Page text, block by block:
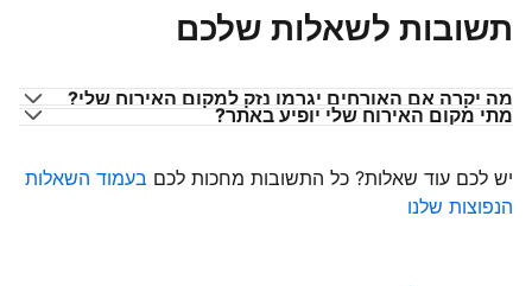
תשובות לשאלות שלכם
מה יקרה אם האורחים יגרמו נזק למקום האירוח שלי?
מתי מקום האירוח שלי יופיע באתר?
יש לכם עוד שאלות? כל התשובות מחכות לכם בעמוד השאלות
הנפוצות שלנו